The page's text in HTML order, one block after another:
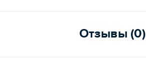
Отзывы (0)